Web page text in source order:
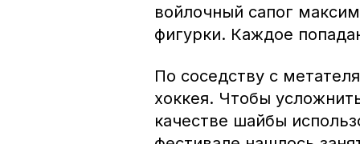
войлочный сапог
фигурки. Каждое
По соседству с
хоккея. Чтобы
качестве шайбы